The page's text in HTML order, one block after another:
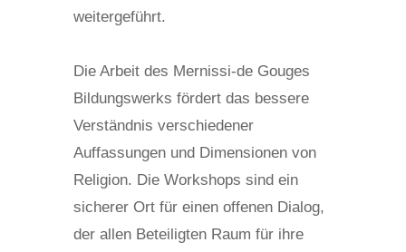
weitergeführt.
Die Arbeit des Mernissi-de Gouges
Bildungswerks fördert das bessere
Verständnis verschiedener
Auffassungen und Dimensionen von
Religion. Die Workshops sind ein
sicherer Ort für einen offenen Dialog,
der allen Beteiligten Raum für ihre